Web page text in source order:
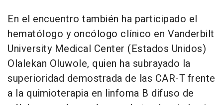
En el encuentro también ha participado el
hematólogo y oncólogo clínico en Vanderbilt
University Medical Center (Estados Unidos)
Olalekan Oluwole, quien ha subrayado la
superioridad demostrada de las CAR-T frente
a la quimioterapia en linfoma B difuso de